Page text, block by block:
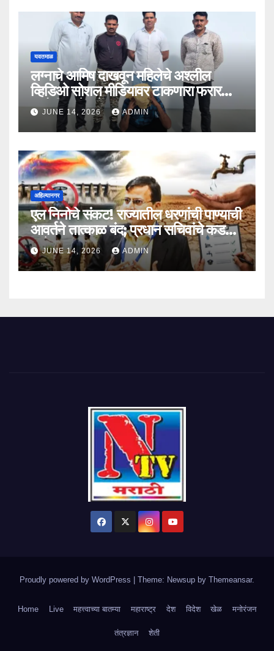
यवतमाळ
लग्नाचे आमिष दाखवून महिलेचे अश्लील
व्हिडिओ सोशल मीडियावर टाकणारा फरार
आरोपी अखेर जेरबंद!
JUNE 14, 2026 ADMIN
अहिल्यानगर
एल निनोचे संकट! राज्यातील धरणांची पाण्याची
आवर्तने तात्काळ बंद; प्रधान सचिवांचे कडक
आदेश
JUNE 14, 2026 ADMIN
Proudly powered by WordPress Theme: Newsup by Themeansar.
Home Live महत्त्वाच्या बातम्या महाराष्ट्र देश विदेश खेळ मनोरंजन
तंत्रज्ञान शेती